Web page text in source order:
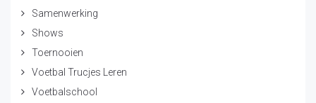
Samenwerking
Shows
Toernooien
Voetbal Trucjes Leren
Voetbalschool